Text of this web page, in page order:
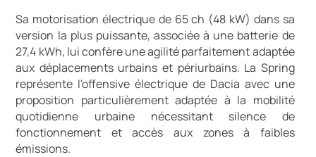
Sa motorisation électrique de 65 ch (48 kW) dans sa
version la plus puissante, associée à une batterie de
27,4 kWh, lui confère une agilité parfaitement adaptée
aux déplacements urbains et périurbains. La Spring
représente l'offensive électrique de Dacia avec une
proposition particulièrement adaptée à la mobilité
quotidienne urbaine nécessitant silence de
fonctionnement et accès aux zones à faibles
émissions.